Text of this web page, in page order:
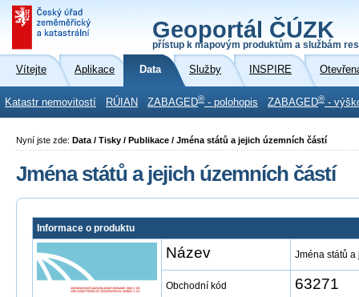
Geoportál ČÚZK
přístup k mapovým produktům a službám
Vítejte Aplikace Data Služby INSPIRE
Katastr nemovitostí RÚIAN ZABAGED® - polohopis ZABAGED® -
Nyní jste zde: Data / Tisky / Publikace / Jména států a jejich územních částí
Jména států a jejich územních částí
Informace o produktu
Název Jména států
Obchodní kód 63271